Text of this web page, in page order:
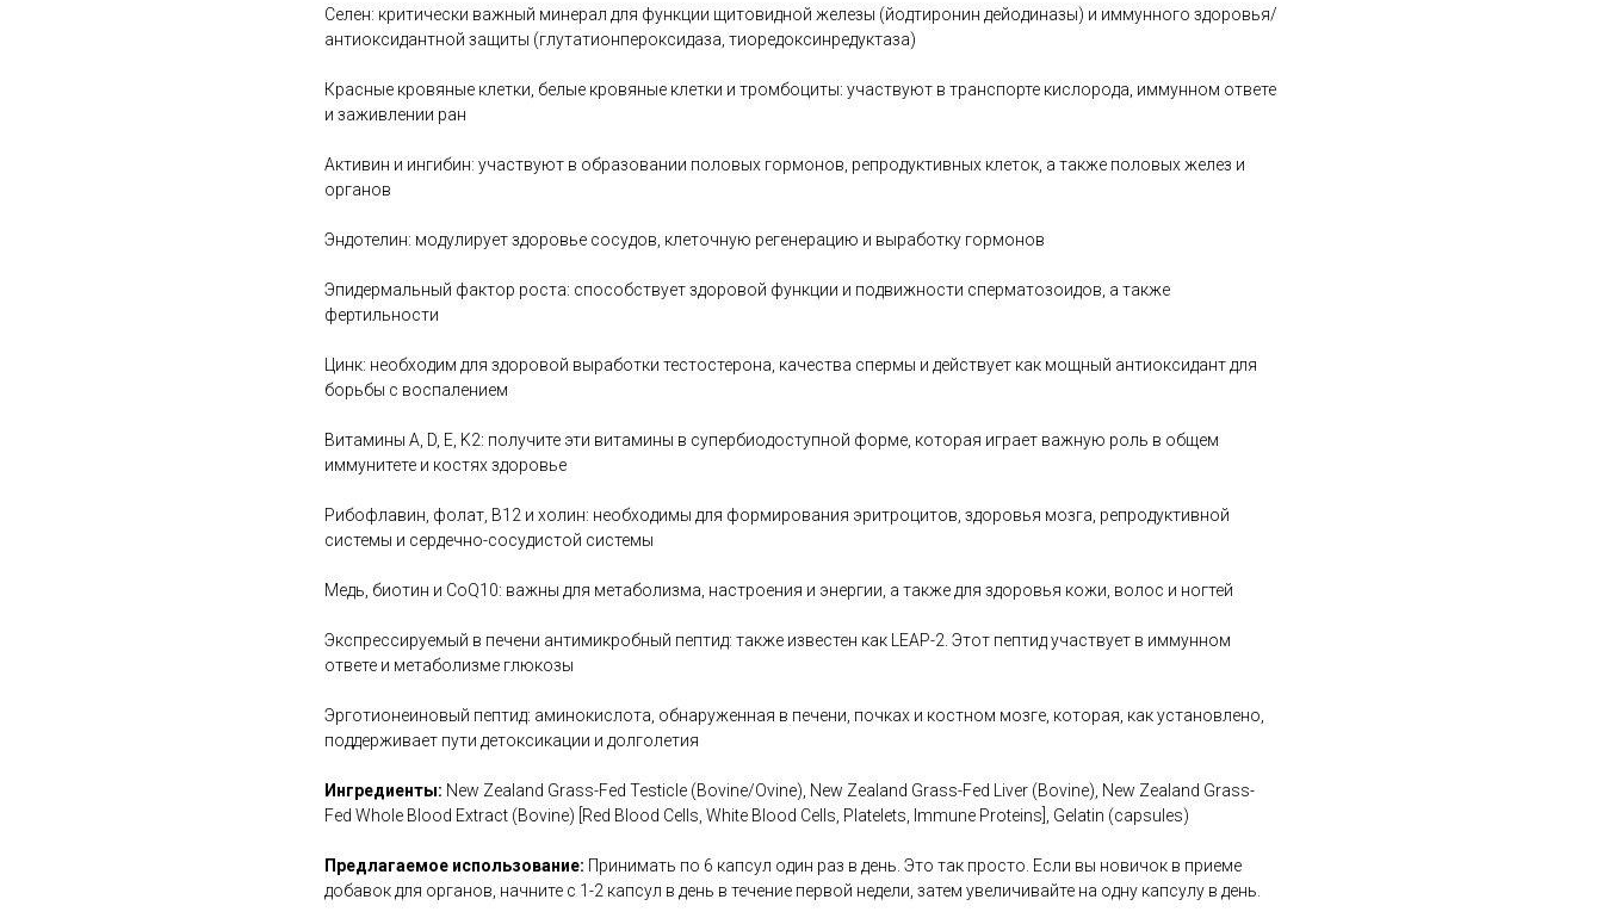
Селен: критически важный минерал для функции щитовидной железы (йодтиронин дейодиназы) и иммунного здоровья/
антиоксидантной защиты (глутатионпероксидаза, тиоредоксинредуктаза)
Красные кровяные клетки, белые кровяные клетки и тромбоциты: участвуют в транспорте кислорода, иммунном ответе
и заживлении ран
Активин и ингибин: участвуют в образовании половых гормонов, репродуктивных клеток, а также половых желез и
органов
Эндотелин: модулирует здоровье сосудов, клеточную регенерацию и выработку гормонов
Эпидермальный фактор роста: способствует здоровой функции и подвижности сперматозоидов, а также
фертильности
Цинк: необходим для здоровой выработки тестостерона, качества спермы и действует как мощный антиоксидант для
борьбы с воспалением
Витамины A, D, E, K2: получите эти витамины в супербиодоступной форме, которая играет важную роль в общем
иммунитете и костях здоровье
Рибофлавин, фолат, B12 и холин: необходимы для формирования эритроцитов, здоровья мозга, репродуктивной
системы и сердечно-сосудистой системы
Медь, биотин и CoQ10: важны для метаболизма, настроения и энергии, а также для здоровья кожи, волос и ногтей
Экспрессируемый в печени антимикробный пептид: также известен как LEAP-2. Этот пептид участвует в иммунном
ответе и метаболизме глюкозы
Эрготионеиновый пептид: аминокислота, обнаруженная в печени, почках и костном мозге, которая, как установлено,
поддерживает пути детоксикации и долголетия
Ингредиенты: New Zealand Grass-Fed Testicle (Bovine/Ovine), New Zealand Grass-Fed Liver (Bovine), New Zealand Grass-
Fed Whole Blood Extract (Bovine) [Red Blood Cells, White Blood Cells, Platelets, Immune Proteins], Gelatin (capsules)
Предлагаемое использование: Принимать по 6 капсул один раз в день. Это так просто. Если вы новичок в приеме
добавок для органов, начните с 1-2 капсул в день в течение первой недели, затем увеличивайте на одну капсулу в день.